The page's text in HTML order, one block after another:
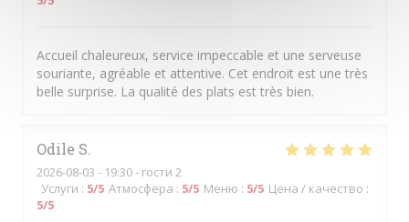
Accueil chaleureux, service impeccable et une serveuse
souriante, agréable et attentive. Cet endroit est une très
belle surprise. La qualité des plats est très bien.
Odile S
2026-08-03 - 19:30 - гости 2
Услуги : 5/5 Атмосфера : 5/5 Меню : 5/5 Цена / качество :
5/5